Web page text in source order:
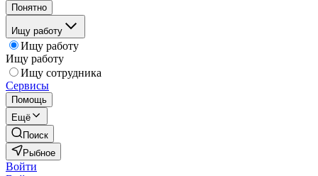
Понятно
Ищу работу
Ищу работу
Ищу работу
Ищу сотрудника
Сервисы
Помощь
Ещё
Поиск
Рыбное
Войти